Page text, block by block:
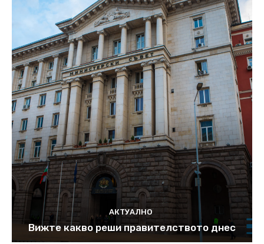
АКТУАЛНО
Вижте какво реши правителството днес